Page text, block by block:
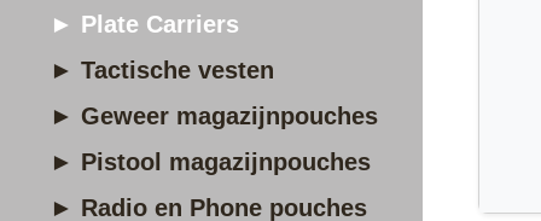
► Plate Carriers
► Tactische vesten
► Geweer magazijnpouches
► Pistool magazijnpouches
► Radio en Phone pouches